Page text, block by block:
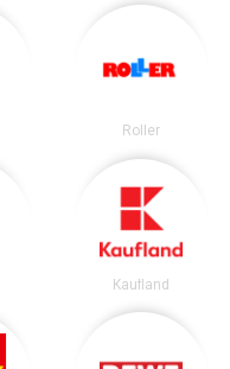
Roller
Kaufland